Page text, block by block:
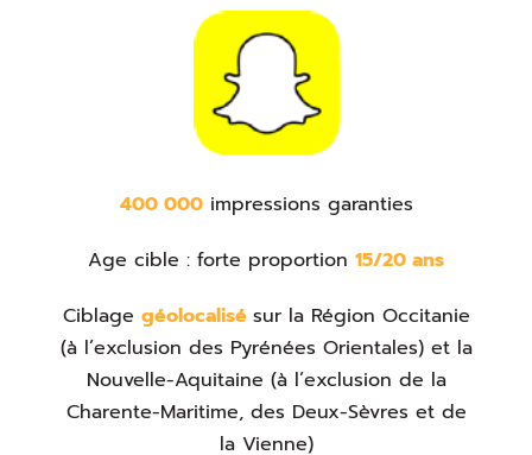
400 000impressions garanties
Age cible : forte proportion 15/20 ans
Ciblage géolocalisé sur la Région Occitanie
(à l’exclusion des Pyrénées Orientales) et la
Nouvelle-Aquitaine (à l’exclusion de la
Charente-Maritime, des Deux-Sèvres et de
la Vienne)